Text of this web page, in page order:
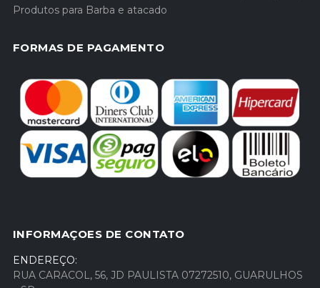
Produtos para Barba e atacado
FORMAS DE PAGAMENTO
INFORMAÇOES DE CONTATO
ENDEREÇO:
RUA CARACOL, 56, JD PAULISTA 07272510, GUARULHOS